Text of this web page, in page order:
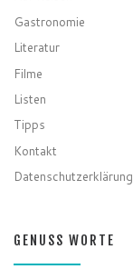
Gastronomie
Literatur
Filme
Listen
Tipps
Kontakt
Datenschutzerklärung
GENUSS WORTE